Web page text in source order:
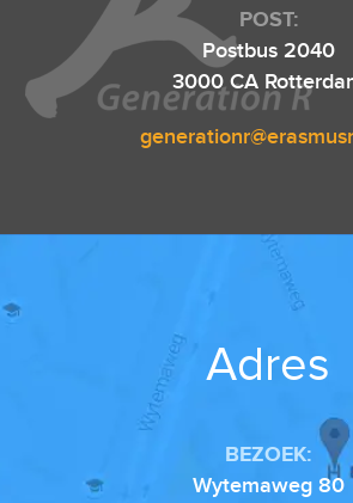
POST:
Postbus 2040
3000 CA
Adres
BEZOEK:
Wytemaweg 80